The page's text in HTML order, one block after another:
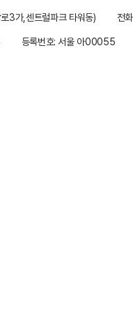
3가,센트럴파크 타워동)
전
등록번호: 서울 아00055